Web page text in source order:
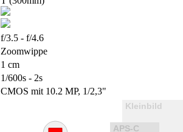
f/3.5 - f/4.6
Zoomwippe
1 cm
1/600s - 2s
CMOS mit 10.2 MP, 1/2,3"